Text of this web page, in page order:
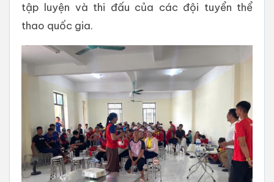
tập luyện và thi đấu của các đội tuyển thể
thao quốc gia.